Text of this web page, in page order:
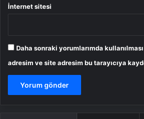
İnternet sitesi
Daha sonraki yorumlarımda
adresim ve site adresim bu tarayıcıya